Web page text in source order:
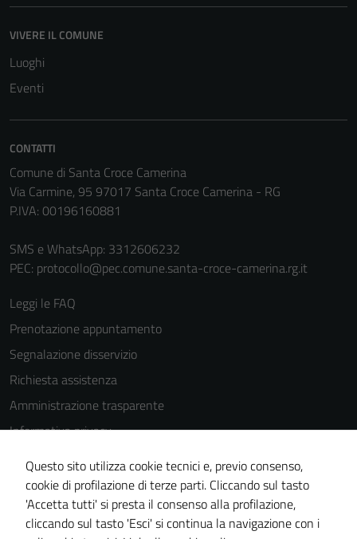
VIVERE IL COMUNE
Luoghi
Eventi
CONTATTI
Comune di Santa Croce Camerina
Via Carmine, 95 97017 Santa Croce Camerina - RG
P.IVA: 00196160881
SMS e WhatsApp: 3312606232
PEC: protocollo@pec.comune.santa-croce-camerina.rg.it
Leggi le FAQ
Prenotazione appuntamento
Segnalazione disservizio
Richiesta assistenza
Amministrazione trasparente
Informativa privacy
Cookie Policy
Note legali
Dichiarazione di accessibilità
Piano di miglioramento del sito
Questo sito utilizza cookie tecnici e, previo consenso,
cookie di profilazione di terze parti. Cliccando sul tasto
'Accetta tutti' si presta il consenso alla profilazione,
cliccando sul tasto 'Esci' si continua la navigazione con i
Tecnici
Questi cookie
sono necessari
per il